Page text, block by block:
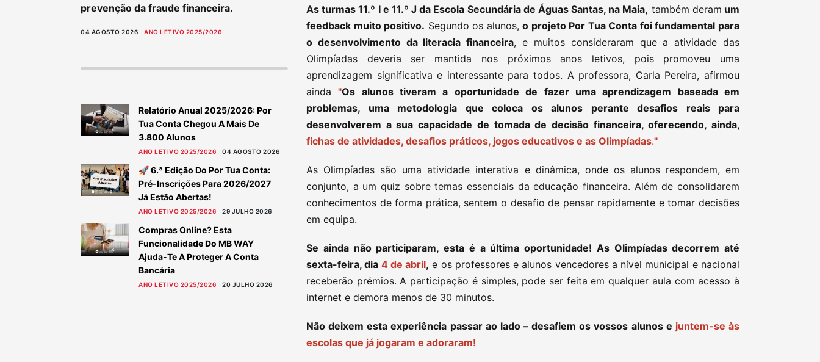
prevenção da fraude financeira.
04 AGOSTO 2026 ANO LETIVO 2025/2026
Relatório Anual 2025/2026: Por
Tua Conta Chegou A Mais De
3.800 Alunos
ANO LETIVO 2025/2026 04 AGOSTO 2026
🚀 6.ª Edição Do Por Tua Conta:
Pré-Inscrições Para 2026/2027
Já Estão Abertas!
ANO LETIVO 2025/2026 29 JULHO 2026
Compras Online? Esta
Funcionalidade Do MB WAY
Ajuda-Te A Proteger A Conta
Bancária
ANO LETIVO 2025/2026 20 JULHO 2026
As turmas 11.º I e 11.º J da Escola Secundária de Águas Santas, na Maia, também deram um
feedback muito positivo. Segundo os alunos,o projeto Por Tua Conta foi fundamental para
o desenvolvimento da literacia financeira, e muitos consideraram que a atividade das
Olimpíadas deveria ser mantida nos próximos anos letivos, pois promoveu uma
aprendizagem significativa e interessante para todos. A professora, Carla Pereira, afirmou
ainda"Os alunos tiveram a oportunidade de fazer uma aprendizagem baseada em
problemas, uma metodologia que coloca os alunos perante desafios reais para
desenvolverem a sua capacidade de tomada de decisão financeira, oferecendo, ainda,
fichas de atividades, desafios práticos, jogos educativos e as Olimpíadas."
As Olimpíadas são uma atividade interativa e dinâmica, onde os alunos respondem, em
conjunto, a um quiz sobre temas essenciais da educação financeira. Além de consolidarem
conhecimentos de forma prática, sentem o desafio de pensar rapidamente e tomar decisões
em equipa.
Se ainda não participaram, esta é a última oportunidade! As Olimpíadas decorrem até
sexta-feira, dia 4 de abril, e os professores e alunos vencedores a nível municipal e nacional
receberão prémios. A participação é simples, pode ser feita em qualquer aula com acesso à
internet e demora menos de 30 minutos.
Não deixem esta experiência passar ao lado –desafiem os vossos alunos e juntem-se às
escolas que já jogaram e adoraram!